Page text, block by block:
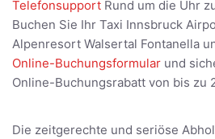
Telefonsupport Rund um die Uhr
Buchen Sie Ihr Taxi Innsbruck
Alpenresort Walsertal Fontanella
Online-Buchungsformular und
Online-Buchungsrabatt von bis zu
Die zeitgerechte und seriöse